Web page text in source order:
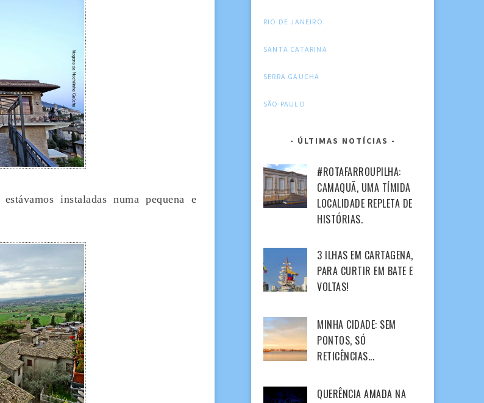
instaladas numa pequena e
RIO DE JANEIRO
SANTA CATARINA
SERRA GAUCHA
SÃO PAULO
ÚLTIMAS NOTÍCIAS
#ROTAFARROUPILHA:
CAMAQUÃ, UMA TÍMIDA
LOCALIDADE REPLETA DE
HISTÓRIAS.
3 ILHAS EM CARTAGENA,
PARA CURTIR EM BATE E
VOLTAS!
MINHA CIDADE: SEM
PONTOS, SÓ
RETICÊNCIAS...
QUERÊNCIA AMADA NA